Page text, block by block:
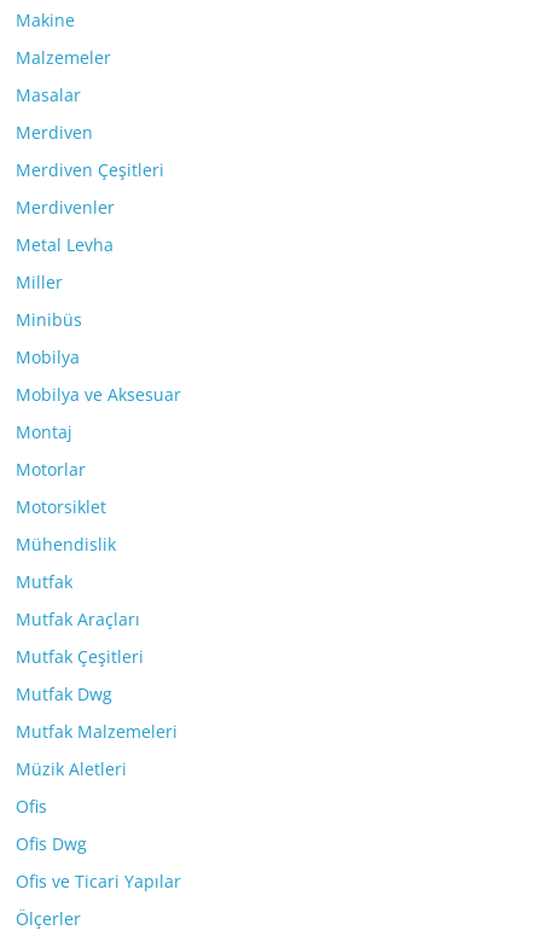
Makine
Malzemeler
Masalar
Merdiven
Merdiven Çeşitleri
Merdivenler
Metal Levha
Miller
Minibüs
Mobilya
Mobilya ve Aksesuar
Montaj
Motorlar
Motorsiklet
Mühendislik
Mutfak
Mutfak Araçları
Mutfak Çeşitleri
Mutfak Dwg
Mutfak Malzemeleri
Müzik Aletleri
Ofis
Ofis Dwg
Ofis ve Ticari Yapılar
Ölçerler